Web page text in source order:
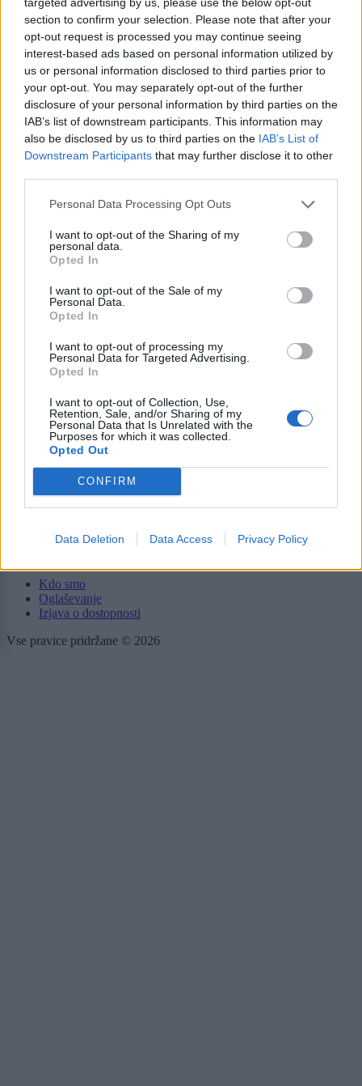
section to confirm your selection. Please note that after your
opt-out request is processed you may continue seeing
interest-based ads based on personal information utilized by
us or personal information disclosed to third parties prior to
your opt-out. You may separately opt-out of the further
disclosure of your personal information by third parties on the
IAB’s list of downstream participants. This information may
also be disclosed by us to third parties on the IAB’s List of
Downstream Participants that may further disclose it to other
Personal Data Processing Opt Outs
I want to opt-out of the Sharing of my
personal data.
Opted In
I want to opt-out of the Sale of my
Personal Data.
Opted In
I want to opt-out of processing my
Personal Data for Targeted Advertising.
Opted In
I want to opt-out of Collection, Use,
Retention, Sale, and/or Sharing of my
Personal Data that Is Unrelated with the
Purposes for which it was collected.
Opted Out
CONFIRM
Data Deletion Data Access Privacy Policy
zanimati? Najboljše nagradimo.
Pošlji
Moji Mediji d.o.o.
sobotainfo.com•mariborinfo.com •ptujinfo.com • pomurec.com
dolenjskainfo.com•ljubljanainfo.com •gorenjskainfo.com •
tvidea.si
Vse pravice pridržane © 2026
Tematike
Lokalno
Svet
Politika
Gospodarstvo
Kronika
Zdravje
Šport
Scena
Zadnje novice
Rubrike
Dogodki
Forum
Kdo smo
Oglaševanje
Izjava o dostopnosti
Vse pravice pridržane © 2026
Prijavi se na cajtng